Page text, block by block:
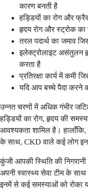
कारण बनती है
हड्डियों का रोग और
हृदय रोग और स्ट्रोक का
तरल पदार्थ का जमाव
इलेक्ट्रोलाइट असंतुलन
करता है
प्रतिरक्षा कार्य में कमी
यदि आप बच्चे पैदा करने
उन्नत चरणों में अधिक गंभीर
हड्डियों का रोग, हृदय की
आवश्यकता शामिल है।
के साथ, CKD वाले कई लोग इन
कुंजी आपकी स्थिति की
अपनी स्वास्थ्य सेवा टीम के
इनमें से कई समस्याओं को रोका